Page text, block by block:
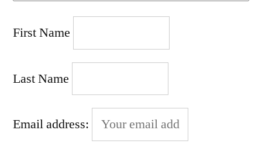
First Name
Last Name
Email address: